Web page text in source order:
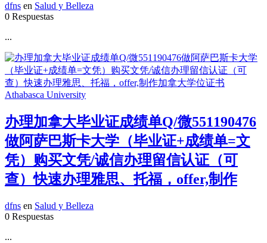
dfns en Salud y Belleza
0 Respuestas
...
办理加拿大毕业证成绩单Q/微551190476
做阿萨巴斯卡大学（毕业证+成绩单=文
凭）购买文凭/诚信办理留信认证（可
查）快速办理雅思、托福，offer,制作
dfns en Salud y Belleza
0 Respuestas
...